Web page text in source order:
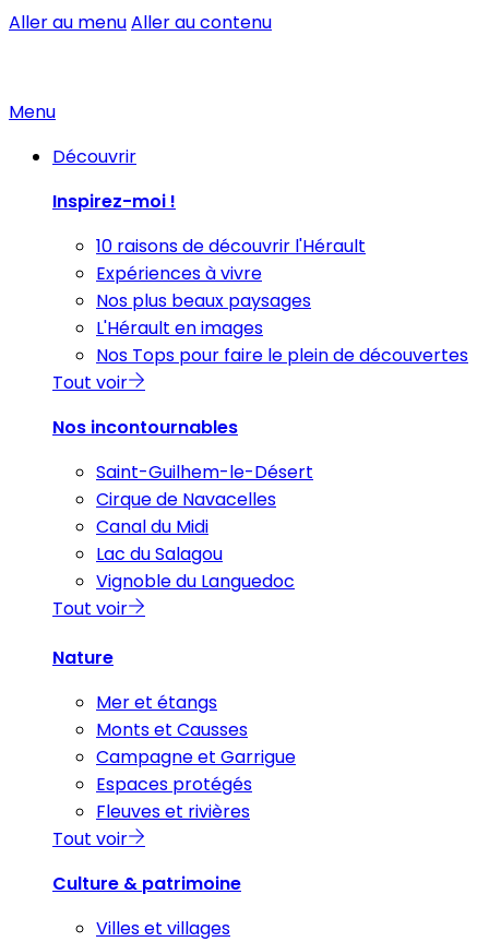
Aller au menuAller au contenu
Menu
Découvrir
Inspirez-moi !
10 raisons de découvrir l'Hérault
Expériences à vivre
Nos plus beaux paysages
L'Hérault en images
Nos Tops pour faire le plein de découvertes
Tout voir
Nos incontournables
Saint-Guilhem-le-Désert
Cirque de Navacelles
Canal du Midi
Lac du Salagou
Vignoble du Languedoc
Tout voir
Nature
Mer et étangs
Monts et Causses
Campagne et Garrigue
Espaces protégés
Fleuves et rivières
Tout voir
Culture & patrimoine
Villes et villages